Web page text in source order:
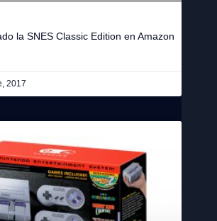
la SNES Classic Edition en Amazon
2017